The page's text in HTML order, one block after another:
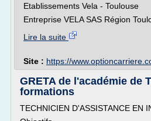
Etablissements Vela - Toulouse
Entreprise VELA SAS Région
Lire la suite
Site : https://
GRETA de l'académie de
formations
TECHNICIEN D'ASSISTANCE EN